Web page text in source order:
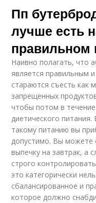
Пп
лучше есть
правильном
Наивно полагать, что
является правильным
стараются съесть как
запрещенных
чтобы потом в
диетического питания.
такому питанию вы
допустимо. Вы можете
выпечку на завтрак, а
строго
это категорически
сбалансированное и
которое должно